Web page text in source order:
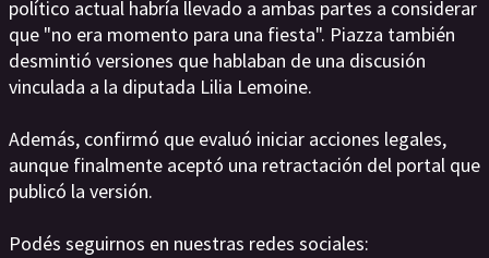
político actual habría llevado a ambas partes a considerar
que "no era momento para una fiesta". Piazza también
desmintió versiones que hablaban de una discusión
vinculada a la diputada Lilia Lemoine.
Además, confirmó que evaluó iniciar acciones legales,
aunque finalmente aceptó una retractación del portal que
publicó la versión.
Podés seguirnos en nuestras redes sociales: